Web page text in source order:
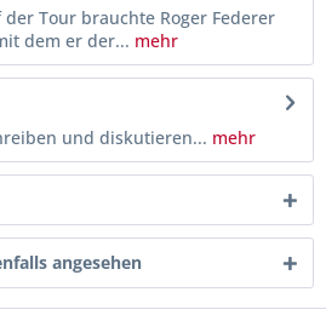
Tour brauchte Roger Federer
dem er der... mehr
und diskutieren... mehr
angesehen